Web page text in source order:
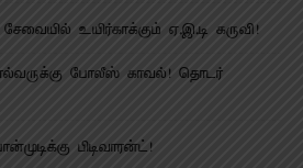
உயிர்காக்கும் ஏ.இ.டி கருவி!
போலீஸ் காவல்! தொடர்
பிடிவாரன்ட்!